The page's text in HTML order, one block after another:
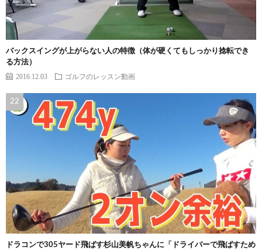
バックスイングが上がらない人の特徴（体が硬くてもしっかり捻転でき
る方法）
2016.12.03 ゴルフのレッスン動画
ドラコンで305ヤード飛ばす杉山美帆ちゃんに「ドライバーで飛ばすため